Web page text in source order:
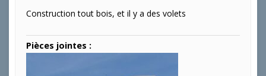
Construction tout bois, et il y a des volets
Pièces jointes :